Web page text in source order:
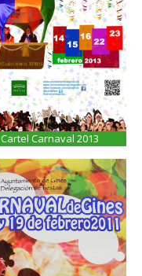
Cartel Carnaval 2013